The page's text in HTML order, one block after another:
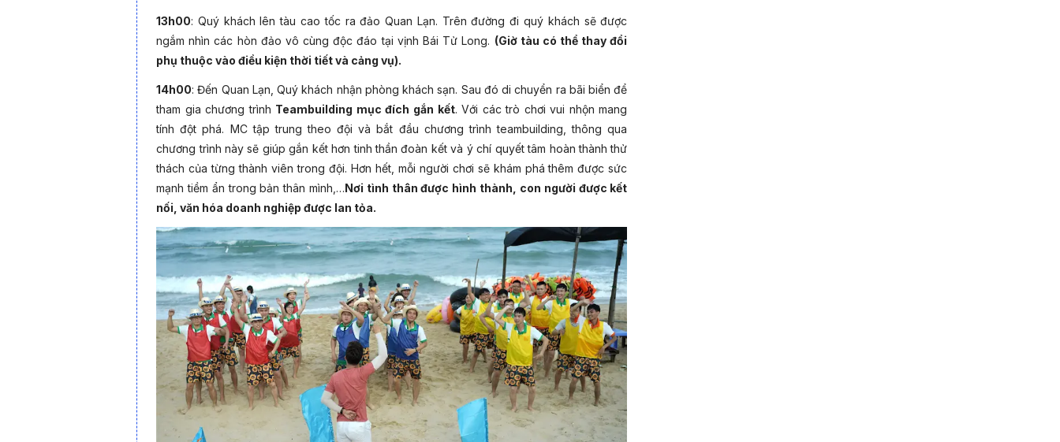
Ngoài ra, hành trình còn đưa bạn đếnbiển Minh Châu- nơi được ví như “viên ngọc trắng” của
đảo Quan Lạn với làn nước trong xanh và bãi cát mịn như nhung. Tại đây, du khách có thể check-
in dòng sông đôi bờ cát trắng độc đáo, dạo biển thư giãn và chiêm ngưỡng vẻ đẹp hùng vĩ của
vịnh Bái Tử Long trong hành trình di chuyển, tạo nên những khoảnh khắc đáng nhớ.
13h00: Quý khách lên tàu cao tốc ra đảo Quan Lạn. Trên đường đi quý khách sẽ được
ngắm nhìn các hòn đảo vô cùng độc đáo tại vịnh Bái Tử Long. (Giờ tàu có thể thay đổi
phụ thuộc vào điều kiện thời tiết và cảng vụ).
14h00: Đến Quan Lạn, Quý khách nhận phòng khách sạn. Sau đó di chuyển ra bãi biển để
tham gia chương trình Teambuilding mục đích gắn kết. Với các trò chơi vui nhộn mang
tính đột phá. MC tập trung theo đội và bắt đầu chương trình teambuilding, thông qua
chương trình này sẽ giúp gắn kết hơn tinh thần đoàn kết và ý chí quyết tâm hoàn thành thử
thách của từng thành viên trong đội. Hơn hết, mỗi người chơi sẽ khám phá thêm được sức
mạnh tiềm ẩn trong bản thân mình,…Nơi tình thân được hình thành, con người được kết
nối, văn hóa doanh nghiệp được lan tỏa.